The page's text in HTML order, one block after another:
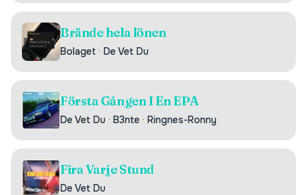
Brände hela lönen
Bolaget · De Vet Du
Första Gången I En EPA
De Vet Du · B3nte · Ringnes-Ronny
Fira Varje Stund
De Vet Du